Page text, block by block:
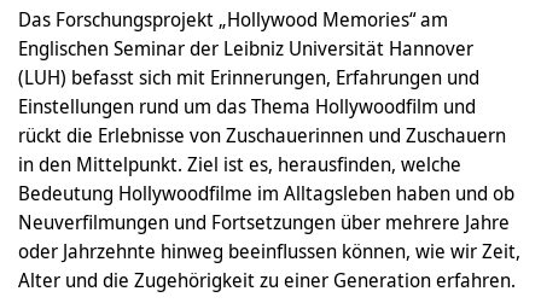
Das Forschungsprojekt „Hollywood Memories“ am
Englischen Seminar der Leibniz Universität Hannover
(LUH) befasst sich mit Erinnerungen, Erfahrungen und
Einstellungen rund um das Thema Hollywoodfilm und
rückt die Erlebnisse von Zuschauerinnen und Zuschauern
in den Mittelpunkt. Ziel ist es, herausfinden, welche
Bedeutung Hollywoodfilme im Alltagsleben haben und ob
Neuverfilmungen und Fortsetzungen über mehrere Jahre
oder Jahrzehnte hinweg beeinflussen können, wie wir Zeit,
Alter und die Zugehörigkeit zu einer Generation erfahren.